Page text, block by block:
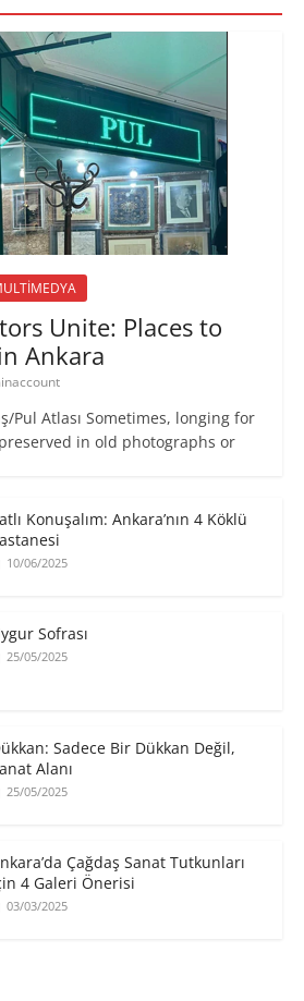
Unite: Places to
Ankara
Pul Atlası Sometimes, longing for
in old photographs or
Konuşalım: Ankara’nın 4 Köklü
10/06/2025
Sofrası
25/05/2025
Sadece Bir Dükkan Değil,
Alanı
25/05/2025
Çağdaş Sanat Tutkunları
4 Galeri Önerisi
03/03/2025